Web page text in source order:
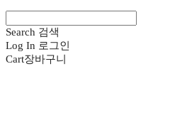
Search 검색
Log In 로그인
Cart장바구니